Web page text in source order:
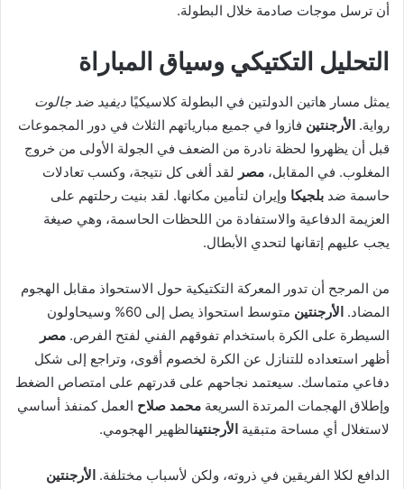
أن ترسل موجات صادمة خلال البطولة.
التحليل التكتيكي وسياق المباراة
يمثل مسار هاتين الدولتين في البطولة كلاسيكيًا ديفيد ضد جالوت
رواية. الأرجنتين فازوا في جميع مبارياتهم الثلاث في دور المجموعات
قبل أن يظهروا لحظة نادرة من الضعف في الجولة الأولى من خروج
المغلوب. في المقابل، مصر لقد ألغى كل نتيجة، وكسب تعادلات
حاسمة ضد بلجيكا وإيران لتأمين مكانها. لقد بنيت رحلتهم على
العزيمة الدفاعية والاستفادة من اللحظات الحاسمة، وهي صيغة
يجب عليهم إتقانها لتحدي الأبطال.
من المرجح أن تدور المعركة التكتيكية حول الاستحواذ مقابل الهجوم
المضاد. الأرجنتين
متوسط ​​استحواذ يصل إلى 60% وسيحاولون
السيطرة على الكرة باستخدام تفوقهم الفني لفتح الفرص. مصر
أظهر استعداده للتنازل عن الكرة لخصوم أقوى، وتراجع إلى شكل
دفاعي متماسك. سيعتمد نجاحهم على قدرتهم على امتصاص الضغط
وإطلاق الهجمات المرتدة السريعة محمد صلاح العمل كمنفذ أساسي
لاستغلال أي مساحة متبقية الأرجنتينالظهير الهجومي.
الدافع لكلا الفريقين في ذروته، ولكن لأسباب مختلفة. الأرجنتين